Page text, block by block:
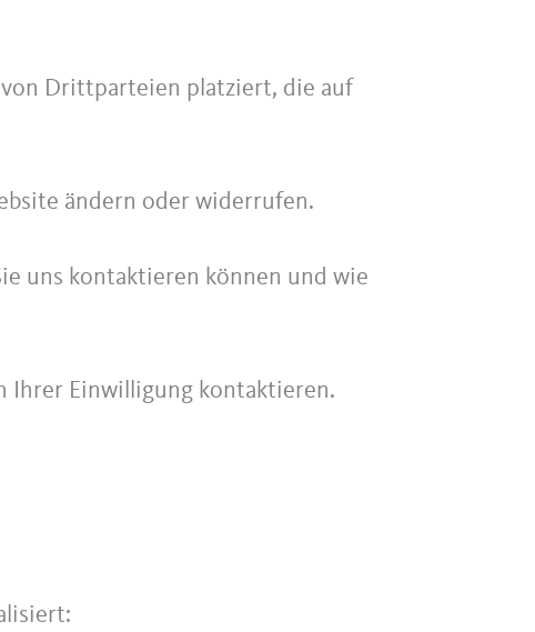
von Drittparteien platziert, die auf
ändern oder widerrufen.
uns kontaktieren können und wie
Ihrer Einwilligung kontaktieren.